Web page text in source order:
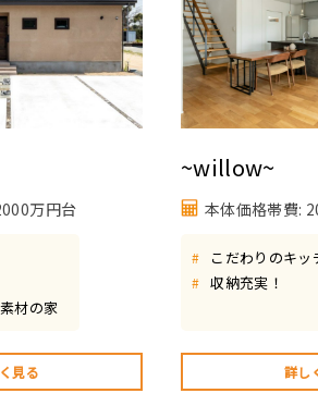
万円台
材の家
見る
~willow~
本体価格帯費:
# こだわりのキ
# 収納充実！
詳し